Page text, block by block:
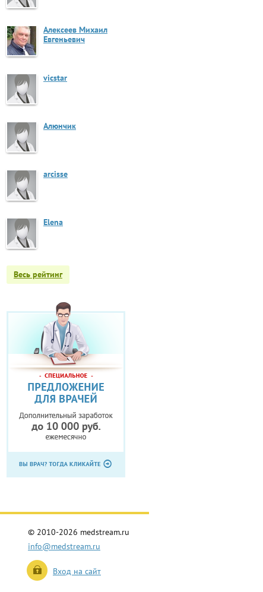
Алексеев Михаил
Евгеньевич
vicstar
Алюнчик
arcisse
Elena
Весь рейтинг
© 2010-2026 medstream.ru
info@medstream.ru
Вход на сайт